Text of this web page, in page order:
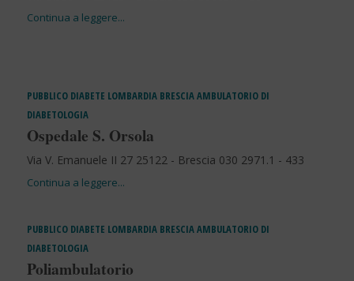
PUBBLICO DIABETE LOMBARDIA BRESCIAAMBULATORIO DI
DIABETOLOGIA
Ospedale S. Orsola
Via V. Emanuele II 27 25122 - Brescia 030 2971.1 - 433
PUBBLICO DIABETE LOMBARDIA BRESCIAAMBULATORIO DI
DIABETOLOGIA
Poliambulatorio